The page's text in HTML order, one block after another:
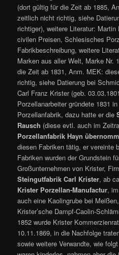
(dort gültig für die Zeit ab 1885,
zeitlich nicht richtig, siehe
richtiger), weitere Literatur:
civilen Preisen, Schlesisches
Fabrikbeschreibung, weitere
Marken aus aller Welt, Marke Nr.
die Zeit ab 1831, Anm. MEK:
richtig, siehe Datierung bei
Carl Franz Krister (geb.
Porzellanarbeiter gründete 1831
Porzellanfabrik, dazu hatte er die
Rausch (diese evtl. auch im
Porzellanfabrik Hayn
diesen Fabriken tätig, er vereinte
Fabriken wurden der Grundstein
Großunternehmen von Krister,
Steingutfabrik Carl Krister, ab
Krister Porzellan-Manufactur,
auch eine Kaolingrube bei
Krister’sche Dampf-Caolin-
1852 wurde Krister
10.11.1869, in die Nachfolge
sowie weitere Verwandte, wie